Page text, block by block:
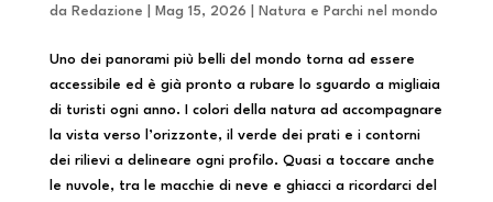
da Redazione Mag 15, 2026 Natura e Parchi nel mondo
Uno dei panorami più belli del mondo torna ad essere
accessibile ed è già pronto a rubare lo sguardo a migliaia
di turisti ogni anno. I colori della natura ad accompagnare
la vista verso l’orizzonte, il verde dei prati e i contorni
dei rilievi a delineare ogni profilo. Quasi a toccare anche
le nuvole, tra le macchie di neve e ghiacci a ricordarci del